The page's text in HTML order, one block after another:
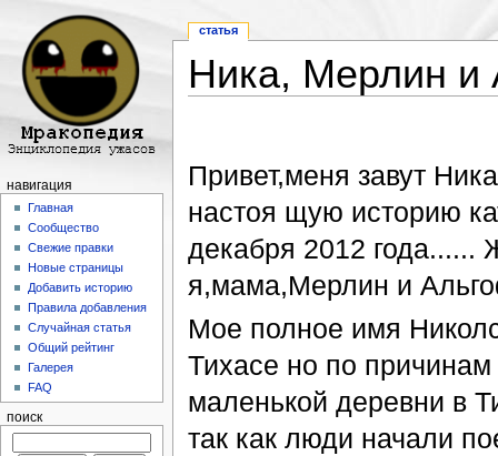
Ника, Мерлин и
Привет,меня завут
настоя щую историю
декабря 2012
я,мама,Мерлин и
Мое полное имя
Тихасе но по
маленькой деревни в
так как люди начали
статья
навигация
Главная
Сообщество
Свежие правки
Новые страницы
Добавить историю
Правила добавления
Случайная статья
Общий рейтинг
Галерея
FAQ
поиск